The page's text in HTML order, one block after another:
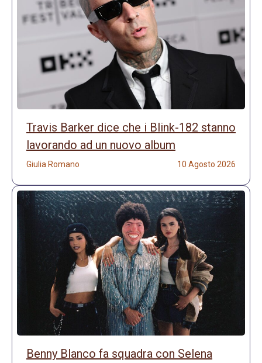
Travis Barker dice che i Blink-182 stanno
lavorando ad un nuovo album
Giulia Romano 10 Agosto 2026
Benny Blanco fa squadra con Selena